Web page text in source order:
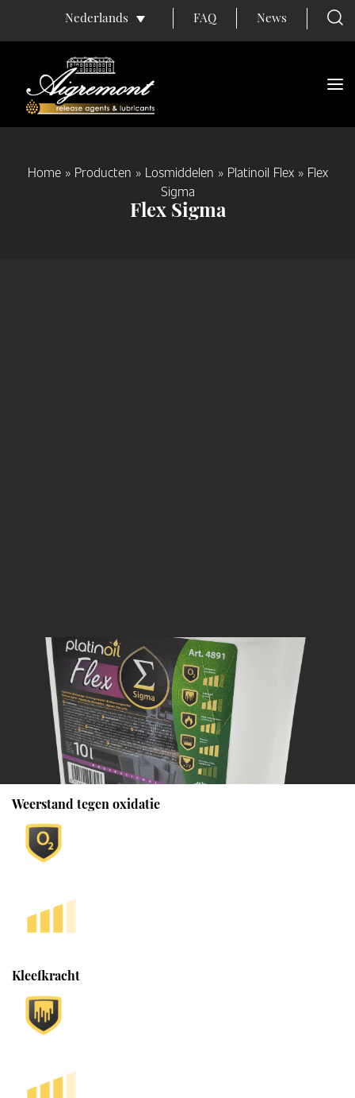
FAQ News
Nederlands
Home» Producten » Losmiddelen » Platinoil Flex» Flex
Sigma
Flex Sigma
Weerstand tegen oxidatie
Kleefkracht